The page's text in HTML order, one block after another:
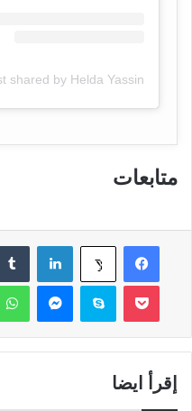
متابعات
فيسبوك ‫X لينكدإن
سكايب
إقرأ ايضا